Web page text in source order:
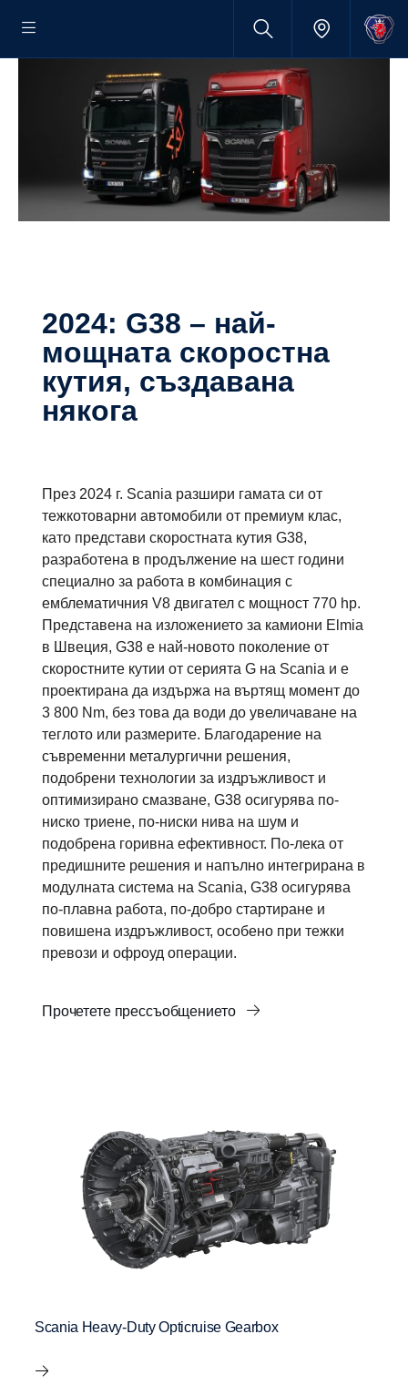
2024: G38 – най-
мощната скоростна
кутия, създавана
някога
През 2024 г. Scania разшири гамата си от
тежкотоварни автомобили от премиум клас,
като представи скоростната кутия G38,
разработена в продължение на шест години
специално за работа в комбинация с
емблематичния V8 двигател с мощност 770 hp.
Представена на изложението за камиони Elmia
в Швеция, G38 е най-новото поколение от
скоростните кутии от серията G на Scania и е
проектирана да издържа на въртящ момент до
3 800 Nm, без това да води до увеличаване на
теглото или размерите. Благодарение на
съвременни металургични решения,
подобрени технологии за издръжливост и
оптимизирано смазване, G38 осигурява по-
ниско триене, по-ниски нива на шум и
подобрена горивна ефективност. По-лека от
предишните решения и напълно интегрирана в
модулната система на Scania, G38 осигурява
по-плавна работа, по-добро стартиране и
повишена издръжливост, особено при тежки
превози и офроуд операции.
Прочетете прессъобщението
Scania Heavy-Duty Opticruise Gearbox